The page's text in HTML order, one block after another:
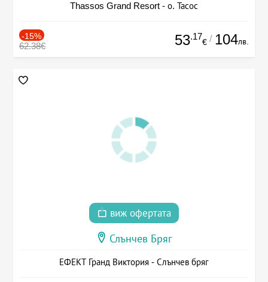
Thassos Grand Resort - о. Тасос
-15%
62.38€ 53.17
€ / 104лв.
виж офертата
Слънчев Бряг
ЕФЕКТ Гранд Виктория - Слънчев бряг